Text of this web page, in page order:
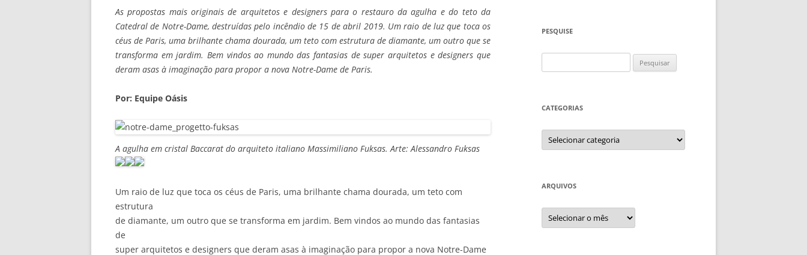
As propostas mais originais de arquitetos e designers para o restauro da agulha e do teto da
Catedral de Notre-Dame, destruídas pelo incêndio de 15 de abril 2019. Um raio de luz que toca os
céus de Paris, uma brilhante chama dourada, um teto com estrutura de diamante, um outro que se
transforma em jardim. Bem vindos ao mundo das fantasias desuper arquitetos e designers que
deram asas à imaginação para propor a nova Notre-Dame de Paris.
Por: Equipe Oásis
A agulha em cristal Baccarat do arquiteto italiano Massimiliano Fuksas. Arte:Alessandro Fuksas
Um raio de luz que toca os céus de Paris, uma brilhante chama dourada, um teto com
estrutura
de diamante, um outro que se transforma em jardim. Bem vindos ao mundo das fantasias
de
super arquitetos e designers que deram asas à imaginação para propor a nova Notre-Dame
PESQUISE
por:
CATEGORIAS
Categorias
ARQUIVOS
Arquivos